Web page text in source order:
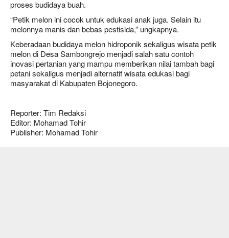
proses budidaya buah.
“Petik melon ini cocok untuk edukasi anak juga. Selain itu
melonnya manis dan bebas pestisida,” ungkapnya.
Keberadaan budidaya melon hidroponik sekaligus wisata petik
melon di Desa Sambongrejo menjadi salah satu contoh
inovasi pertanian yang mampu memberikan nilai tambah bagi
petani sekaligus menjadi alternatif wisata edukasi bagi
masyarakat di Kabupaten Bojonegoro.
Reporter: Tim Redaksi
Editor: Mohamad Tohir
Publisher: Mohamad Tohir